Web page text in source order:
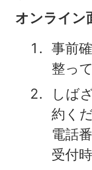
オンライン
事前
整っ
しば
約く
電話
受付